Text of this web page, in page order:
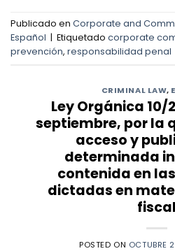
Publicado en Corporate and
Español | Etiquetado corporate
prevención, responsabilidad penal
CRIMINAL LAW,
Ley Orgánica 10/
septiembre, por la
acceso y
determinada
contenida en
dictadas en
fiscal
POSTED ON OCTUBRE